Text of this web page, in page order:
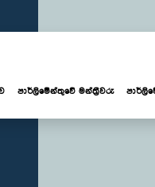
පාර්ලි‌මේන්තුවේ මන්ත්‍රීවරු